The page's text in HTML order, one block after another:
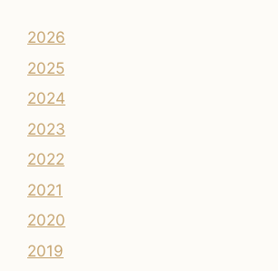
2026
2025
2024
2023
2022
2021
2020
2019